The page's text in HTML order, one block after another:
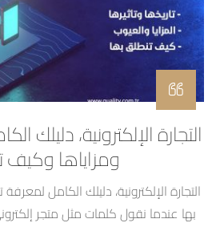
التجارة الإلكترونية، دليلك
ومزاياها وكيف
التجارة الإلكترونية، دليلك الكامل
بها عندما نقول كلمات مثل متجر